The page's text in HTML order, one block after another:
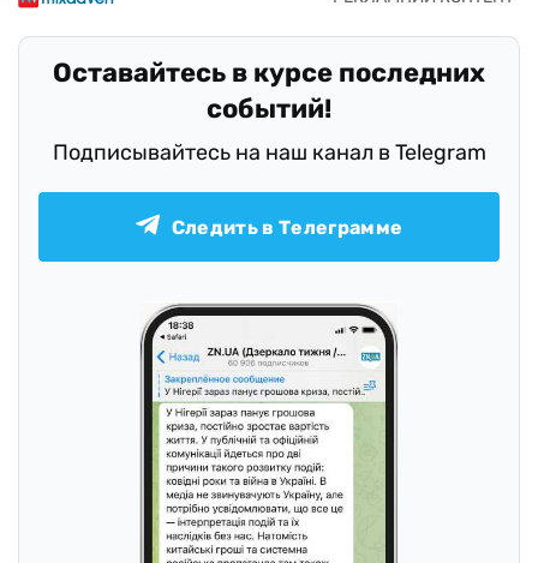
Оставайтесь в курсе последних
событий!
Подписывайтесь на наш канал в Telegram
Следить в Телеграмме